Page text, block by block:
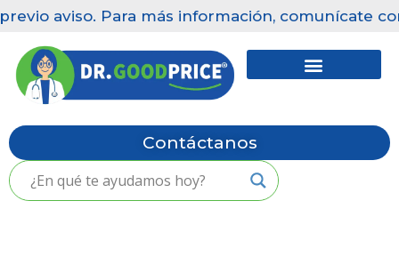
Saltar
al
contenido
aviso. Para más información, comunícate con
Contáctanos